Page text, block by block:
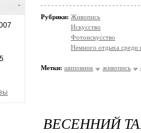
-
Рубрики: Живопись
Искусство
Фотоискусство
Немного отдыха среди
Метки: шиповник живопись
ВЕСЕННИЙ